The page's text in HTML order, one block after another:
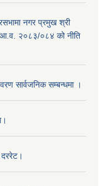
नगर प्रमुख श्री
आ.व. २०८३/०८४ को नीति
सार्वजनिक सम्बन्धमा ।